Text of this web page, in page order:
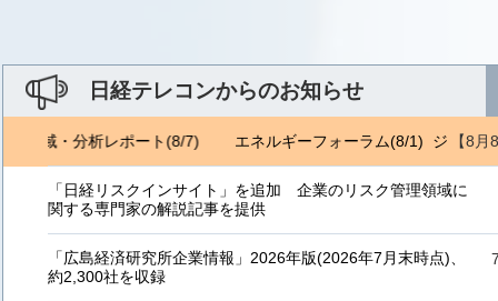
日経テレコンからのお知らせ
【8
地域・分析レポート(8/7) エネルギーフォーラム(8/1) ジェトロ
「日経リスクインサイト」を追加 企業のリスク管理領域に
関する専門家の解説記事を提供
「広島経済研究所企業情報」2026年版(2026年7月末時点)、
約2,300社を収録